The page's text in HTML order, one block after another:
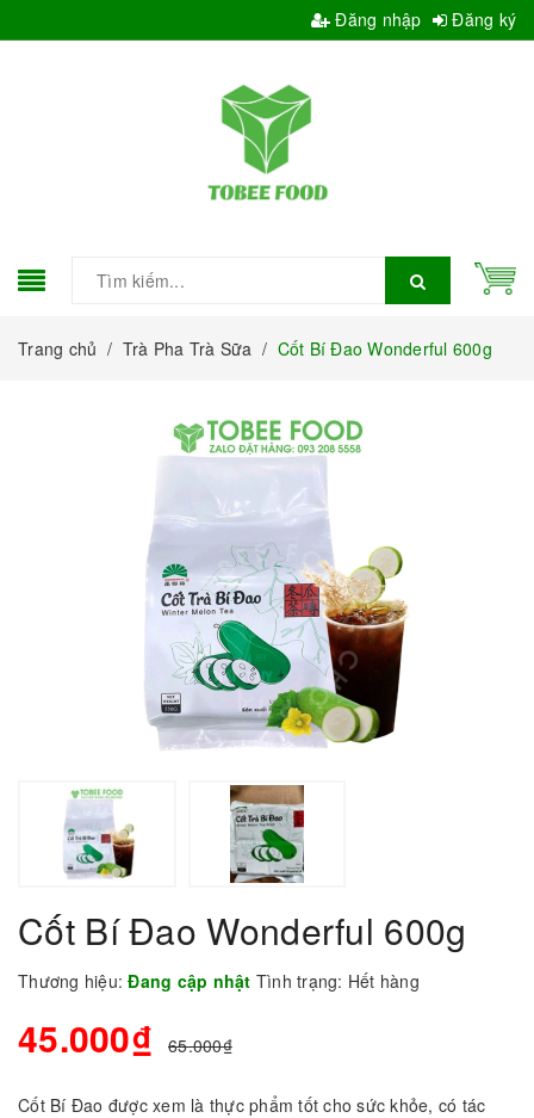
Đăng nhập Đăng ký
Trang chủ / Trà Pha Trà Sữa / Cốt Bí Đao Wonderful 600g
Cốt Bí Đao Wonderful 600g
Thương hiệu: Đang cập nhật Tình trạng: Hết hàng
45.000₫ 65.000₫
Cốt Bí Đao được xem là thực phẩm tốt cho sức khỏe, có tác